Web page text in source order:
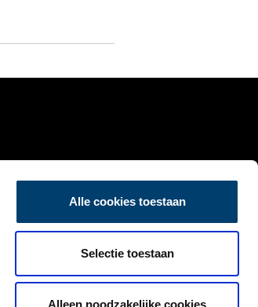
Alle cookies toestaan
Selectie toestaan
Alleen noodzakelijke cookies